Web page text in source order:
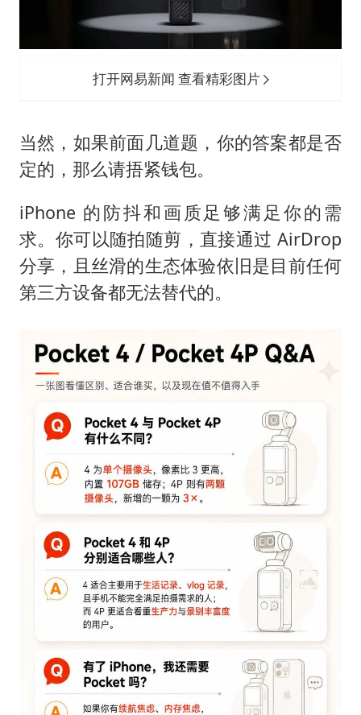
打开网易新闻 查看精彩图片
当然，如果前面几道题，你的答案都是否
定的，那么请捂紧钱包。
iPhone 的防抖和画质足够满足你的需
求。你可以随拍随剪，直接通过 AirDrop
分享，且丝滑的生态体验依旧是目前任何
第三方设备都无法替代的。